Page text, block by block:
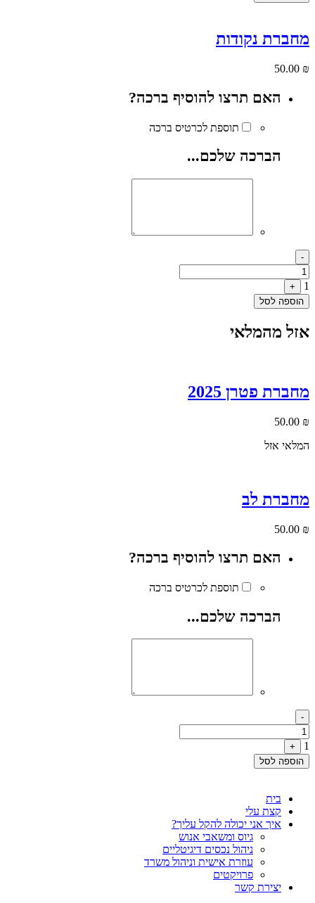
מחברת נקודות
50.00 ₪
האם תרצו להוסיף ברכה?
תוספת לכרטיס ברכה
הברכה שלכם...
Quantity
-
1
+
הוספה לסל
אזל מהמלאי
מחברת פטרן 2025
50.00 ₪
המלאי אזל
מחברת לב
50.00 ₪
האם תרצו להוסיף ברכה?
תוספת לכרטיס ברכה
הברכה שלכם...
Quantity
-
1
+
הוספה לסל
בית
קצת עלי
איך אני יכולה להקל עליך?
גיוס ומשאבי אנוש
ניהול נכסים דיגיטליים
עוזרת אישית וניהול משרד
פרויקטים
יצירת קשר